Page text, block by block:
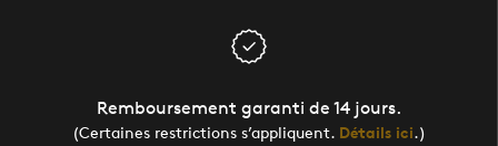
Remboursement garanti de 14 jours.
(Certaines restrictions s’appliquent. Détails ici.)